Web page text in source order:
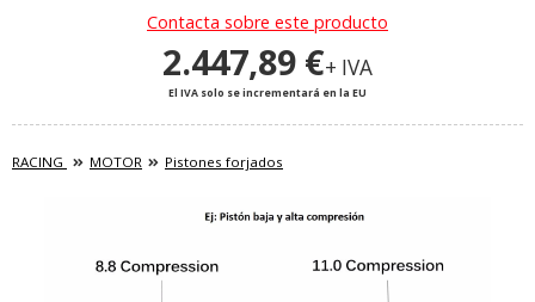
Contacta sobre este producto
2.447,89 €+ IVA
El IVA solo se incrementará en la EU
RACING MOTOR Pistones forjados